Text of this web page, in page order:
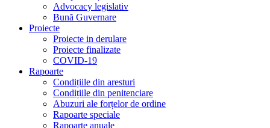
Advocacy legislativ
Bună Guvernare
Proiecte
Proiecte in derulare
Proiecte finalizate
COVID-19
Rapoarte
Condițiile din aresturi
Condițiile din penitenciare
Abuzuri ale forțelor de ordine
Rapoarte speciale
Rapoarte anuale